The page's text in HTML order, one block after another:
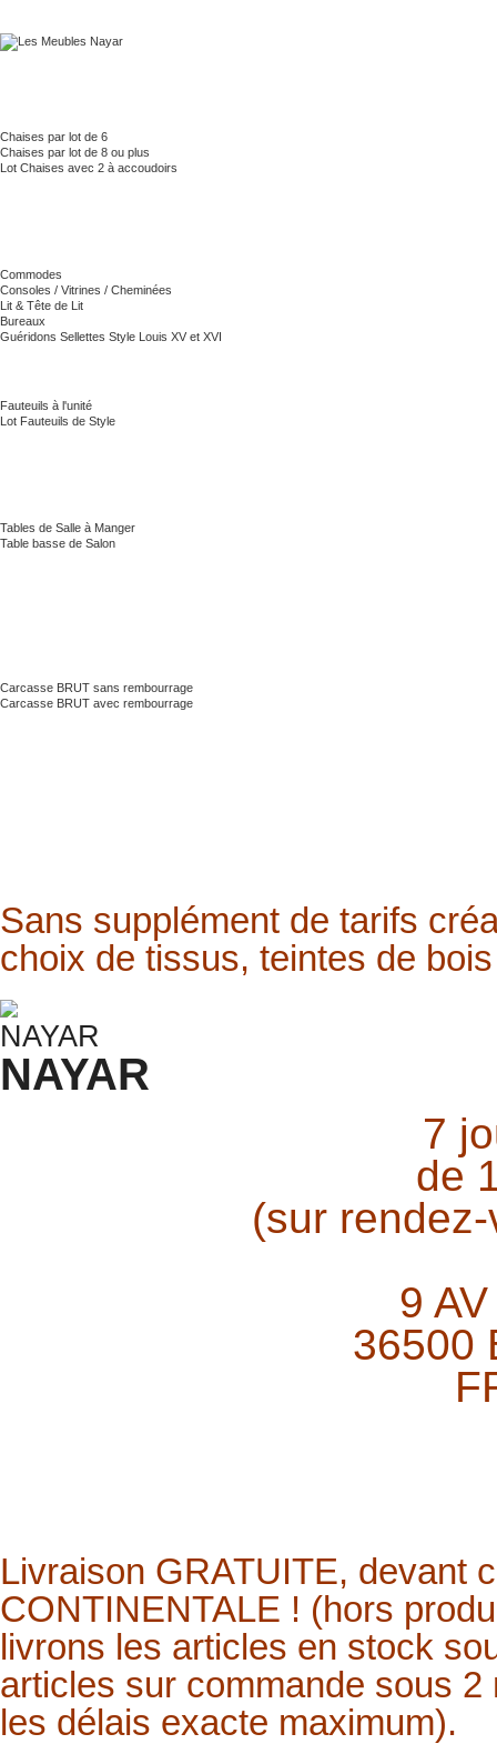
Chaises par lot de 6
Chaises par lot de 8 ou plus
Lot Chaises avec 2 à accoudoirs
Commodes
Consoles / Vitrines / Cheminées
Lit & Tête de Lit
Bureaux
Guéridons Sellettes Style Louis XV et XVI
Fauteuils à l'unité
Lot Fauteuils de Style
Tables de Salle à Manger
Table basse de Salon
Carcasse BRUT sans rembourrage
Carcasse BRUT avec rembourrage
Sans supplément de tarifs
choix de tissus, teintes de
NAYAR
7
de
(sur
9
36500
Livraison GRATUITE, devant
CONTINENTALE ! (hors
livrons les articles en stock
articles sur commande sous
les délais exacte maximum).